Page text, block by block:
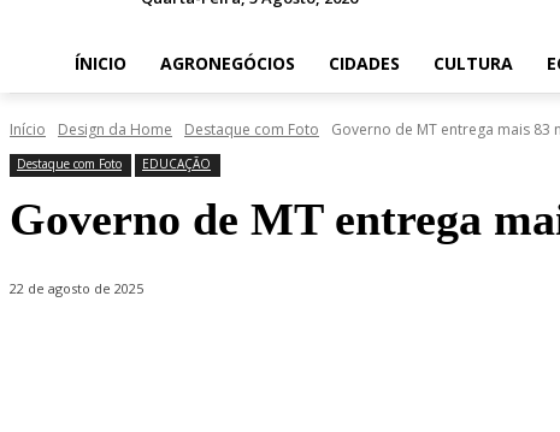
ÍNICIO AGRONEGÓCIOS CIDADES CULTURA
Início Design da Home Destaque com Foto Governo de MT entrega mais
Destaque com Foto EDUCAÇÃO
Governo de MT entrega
22 de agosto de 2025